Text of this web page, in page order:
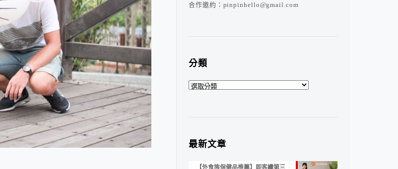
合作邀約：pinpinhello@gmail.com
分類
分
最新文章
【外食族保健品推薦】即客纖第三